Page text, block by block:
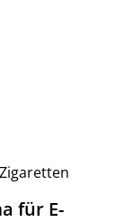
für E-